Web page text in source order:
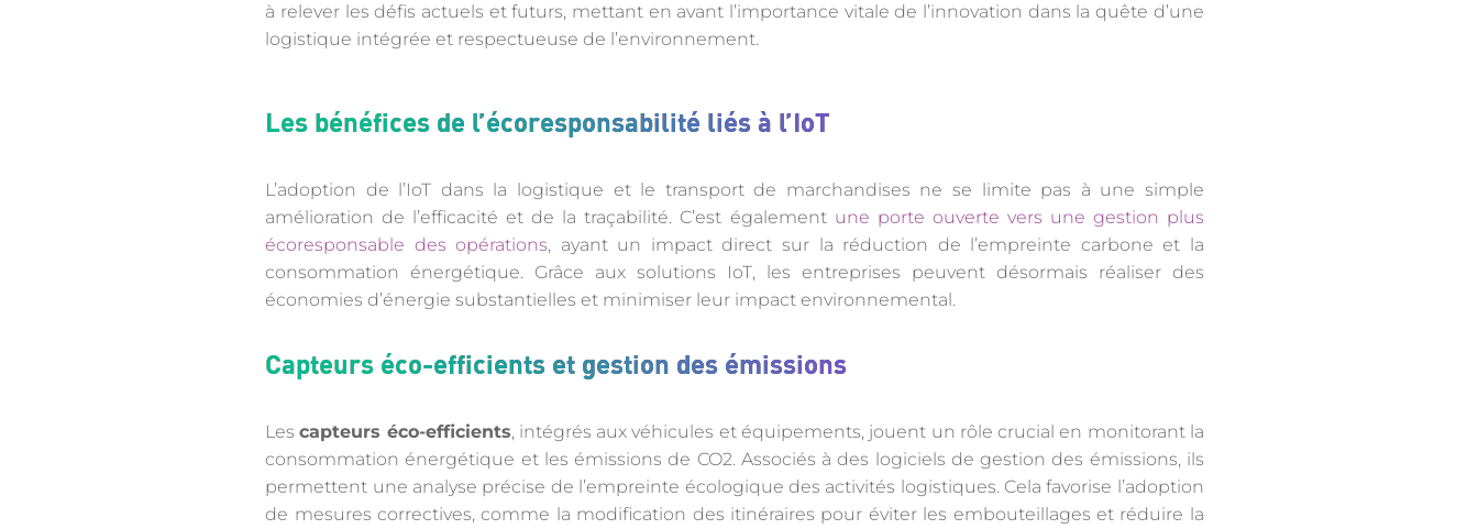
à relever les défis actuels et futurs, mettant en avant l’importance vitale de l’innovation dans la quête d’une
logistique intégrée et respectueuse de l’environnement.
Les bénéfices de l’écoresponsabilité liés à l’IoT
L’adoption de l’IoT dans la logistique et le transport de marchandises ne se limite pas à une simple
amélioration de l’efficacité et de la traçabilité. C’est également une porte ouverte vers une gestion plus
écoresponsable des opérations, ayant un impact direct sur la réduction de l’empreinte carbone et la
consommation énergétique. Grâce aux solutions IoT, les entreprises peuvent désormais réaliser des
économies d’énergie substantielles et minimiser leur impact environnemental.
Capteurs éco-efficients et gestion des émissions
Lescapteurs éco-efficients, intégrés aux véhicules et équipements, jouent un rôle crucial en monitorant la
consommation énergétique et les émissions de CO2. Associés à des logiciels de gestion des émissions, ils
permettent une analyse précise de l’empreinte écologique des activités logistiques. Cela favorise l’adoption
de mesures correctives, comme la modification des itinéraires pour éviter les embouteillages et réduire la